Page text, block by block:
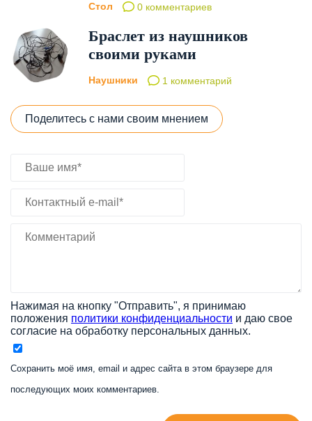
Стол 0 комментариев
Браслет из наушников
своими руками
Наушники 1 комментарий
Поделитесь с нами своим мнением
Нажимая на кнопку "Отправить", я принимаю
положения политики конфиденциальности и даю свое
согласие на обработку персональных данных.
Сохранить моё имя, email и адрес сайта в этом браузере для
последующих моих комментариев.